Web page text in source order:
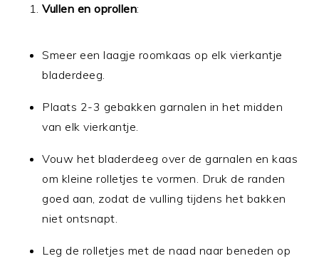
Vullen en oprollen:
Smeer een laagje roomkaas op elk vierkantje
bladerdeeg.
Plaats 2-3 gebakken garnalen in het midden
van elk vierkantje.
Vouw het bladerdeeg over de garnalen en kaas
om kleine rolletjes te vormen. Druk de randen
goed aan, zodat de vulling tijdens het bakken
niet ontsnapt.
Leg de rolletjes met de naad naar beneden op